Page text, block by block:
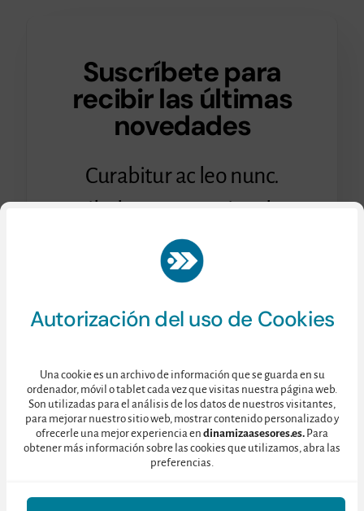
Autorización del uso de Cookies
Una cookie es un archivo de información que se guarda en su
ordenador, móvil o tablet cada vez que visitas nuestra página web.
Son utilizadas para el análisis de los datos de nuestros visitantes,
para mejorar nuestro sitio web, mostrar contenido personalizado y
ofrecerle una mejor experiencia en dinamizaasesores.es. Para
obtener más información sobre las cookies que utilizamos, abra las
preferencias.
Suscríbete para
recibir las últimas
novedades
Curabitur ac leo nunc.
Vestibulum et mauris vel ante
finibus maximus.